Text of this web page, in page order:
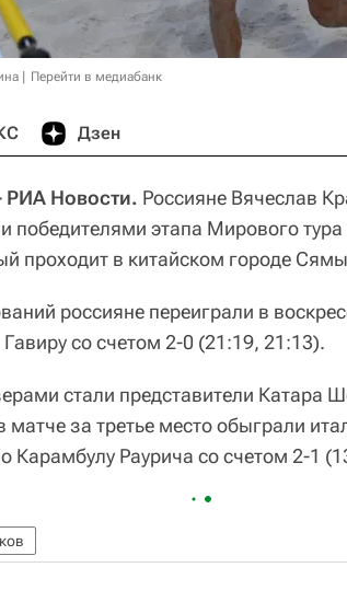
Перейти в медиабанк
Дзен
Новости. Россияне Вячеслав
победителями этапа Мирового
проходит в китайском городе
россияне переиграли в
со счетом 2-0 (21:19, 21:13).
стали представители Катара
за третье место обыграли
Карамбулу Раурича со счетом 2-1